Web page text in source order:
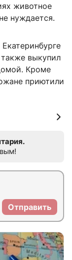
животное
нуждается.
выкупил
Кроме
приютили
Отправить